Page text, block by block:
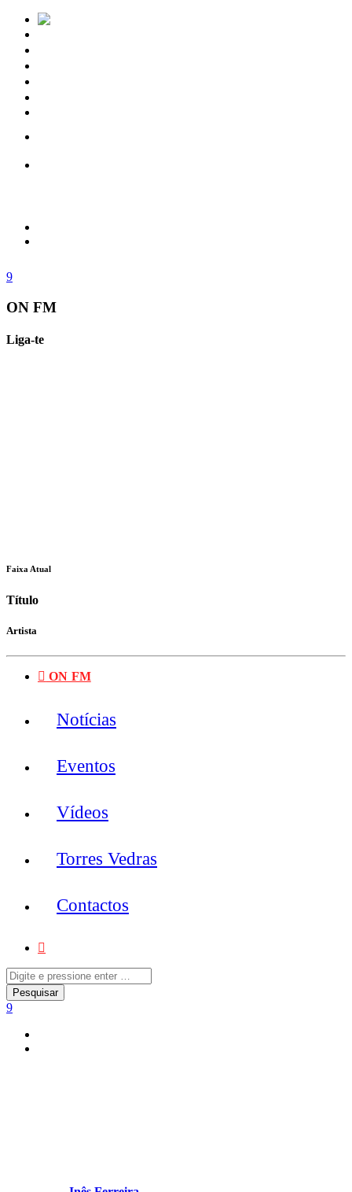
ON FM
Liga-te
Faixa Atual
Título
Artista
ON FM
Notícias
Eventos
Vídeos
Torres Vedras
Contactos